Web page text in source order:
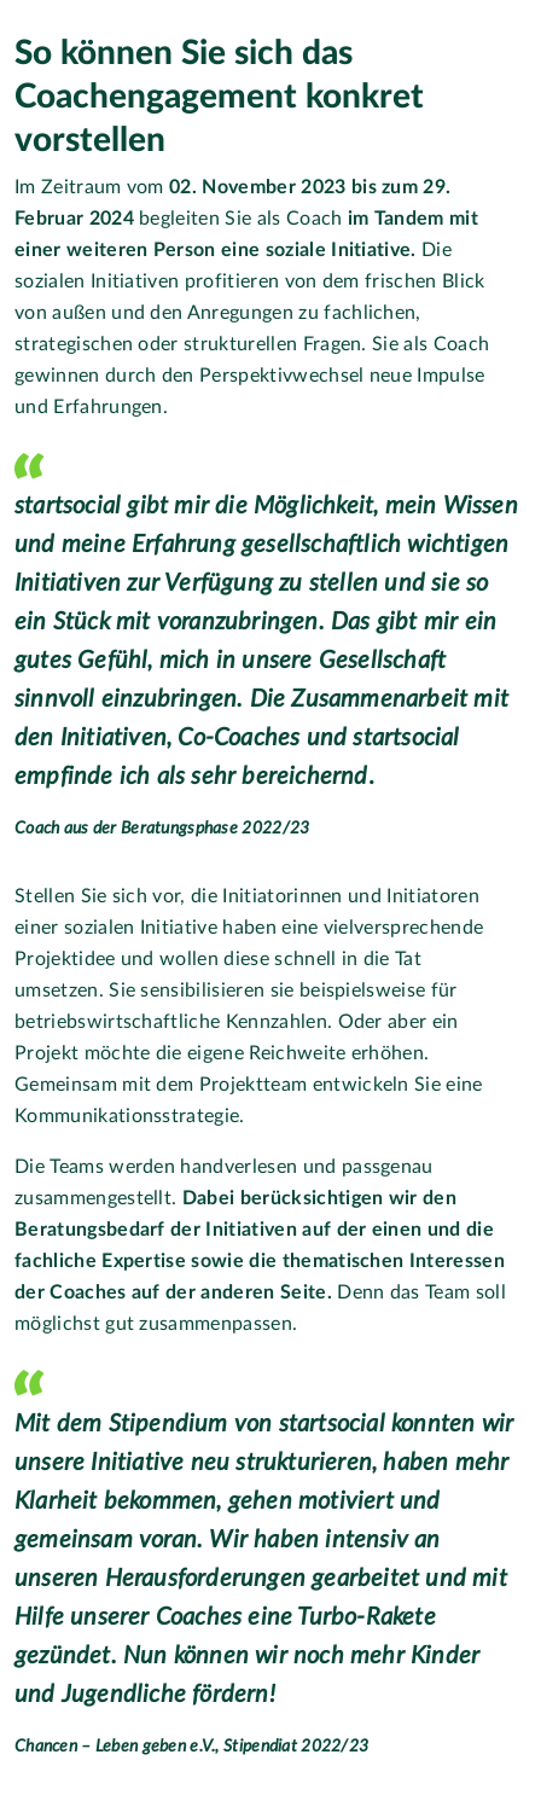
So können Sie sich das
Coachengagement konkret
vorstellen
Im Zeitraum vom02. November 2023 bis zum 29.
Februar 2024begleiten Sie als Coach im Tandem mit
einer weiteren Person eine soziale Initiative. Die
sozialen Initiativen profitieren von dem frischen Blick
von außen und den Anregungen zu fachlichen,
strategischen oder strukturellen Fragen. Sie als Coach
gewinnen durch den Perspektivwechsel neue Impulse
und Erfahrungen.
startsocial gibt mir die Möglichkeit, mein Wissen
und meine Erfahrung gesellschaftlich wichtigen
Initiativen zur Verfügung zu stellen und sie so
ein Stück mit voranzubringen. Das gibt mir ein
gutes Gefühl, mich in unsere Gesellschaft
sinnvoll einzubringen. Die Zusammenarbeit mit
den Initiativen, Co-Coaches und startsocial
empfinde ich als sehr bereichernd.
Coach aus der Beratungsphase 2022/23
Stellen Sie sich vor, die Initiatorinnen und Initiatoren
einer sozialen Initiative haben eine vielversprechende
Projektidee und wollen diese schnell in die Tat
umsetzen. Sie sensibilisieren sie beispielsweise für
betriebswirtschaftliche Kennzahlen. Oder aber ein
Projekt möchte die eigene Reichweite erhöhen.
Gemeinsam mit dem Projektteam entwickeln Sie eine
Kommunikationsstrategie.
Die Teams werden handverlesen und passgenau
zusammengestellt. Dabei berücksichtigen wir den
Beratungsbedarf der Initiativen auf der einen und die
fachliche Expertise sowie die thematischen Interessen
der Coaches auf der anderen Seite. Denn das Team soll
möglichst gut zusammenpassen.
Mit dem Stipendium von startsocial konnten wir
unsere Initiative neu strukturieren, haben mehr
Klarheit bekommen, gehen motiviert und
gemeinsam voran. Wir haben intensiv an
unseren Herausforderungen gearbeitet und mit
Hilfe unserer Coaches eine Turbo-Rakete
gezündet. Nun können wir noch mehr Kinder
und Jugendliche fördern!
Chancen – Leben geben e.V., Stipendiat 2022/23